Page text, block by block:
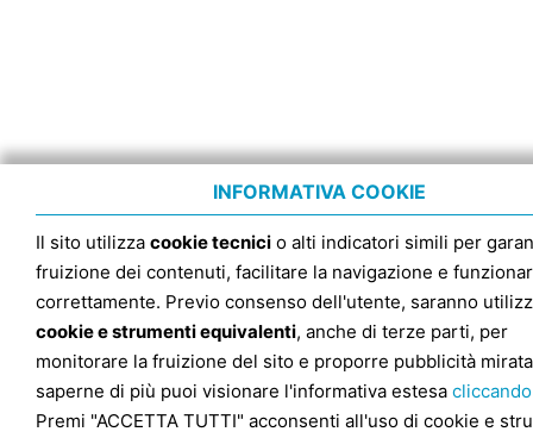
INFORMATIVA COOKIE
Il sito utilizza cookie tecnici o alti indicatori simili per
fruizione dei contenuti, facilitare la navigazione e
correttamente. Previo consenso dell'utente, saranno
cookie e strumenti equivalenti, anche di terze parti, per
monitorare la fruizione del sito e proporre pubblicità
saperne di più puoi visionare l'informativa estesa
Premi "ACCETTA TUTTI" acconsenti all'uso di cookie e